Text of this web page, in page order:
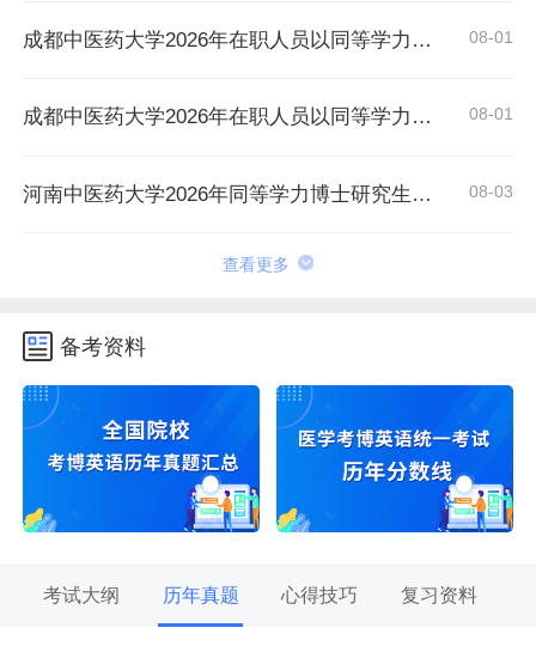
成都中医药大学2026年在职人员以同等学力申请中西医结合博士学术学位招生章程 08-01
成都中医药大学2026年在职人员以同等学力申请中医博士专业学位招生章程 08-01
河南中医药大学2026年同等学力博士研究生招生拟进入复试人员名单公示 08-03
查看更多
备考资料
考试大纲 历年真题 心得技巧 复习资料